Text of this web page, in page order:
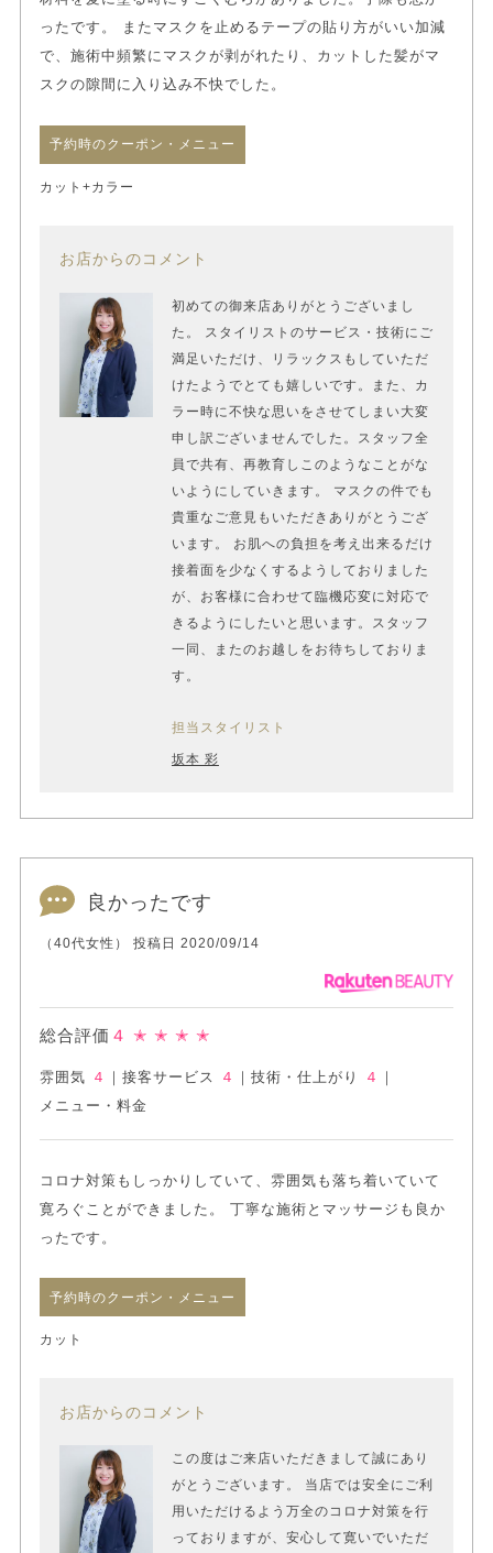
ったです。 またマスクを止めるテープの貼り方がいい加減
で、施術中頻繁にマスクが剥がれたり、カットした髪がマ
スクの隙間に入り込み不快でした。
予約時のクーポン・メニュー
カット+カラー
お店からのコメント
初めての御来店ありがとうございまし
た。 スタイリストのサービス・技術にご
満足いただけ、リラックスもしていただ
けたようでとても嬉しいです。また、カ
ラー時に不快な思いをさせてしまい大変
申し訳ございませんでした。スタッフ全
員で共有、再教育しこのようなことがな
いようにしていきます。 マスクの件でも
貴重なご意見もいただきありがとうござ
います。 お肌への負担を考え出来るだけ
接着面を少なくするようしておりました
が、お客様に合わせて臨機応変に対応で
きるようにしたいと思います。スタッフ
一同、またのお越しをお待ちしておりま
す。
担当スタイリスト
坂本 彩
良かったです
（40代女性） 投稿日 2020/09/14
総合評価 ４ ✭ ✭ ✭ ✭
雰囲気 ４ ｜接客サービス ４ ｜技術・仕上がり ４
｜
メニュー・料金
コロナ対策もしっかりしていて、雰囲気も落ち着いていて
寛ろぐことができました。 丁寧な施術とマッサージも良か
ったです。
予約時のクーポン・メニュー
カット
お店からのコメント
この度はご来店いただきまして誠にあり
がとうございます。 当店では安全にご利
用いただけるよう万全のコロナ対策を行
っておりますが、安心して寛いでいただ